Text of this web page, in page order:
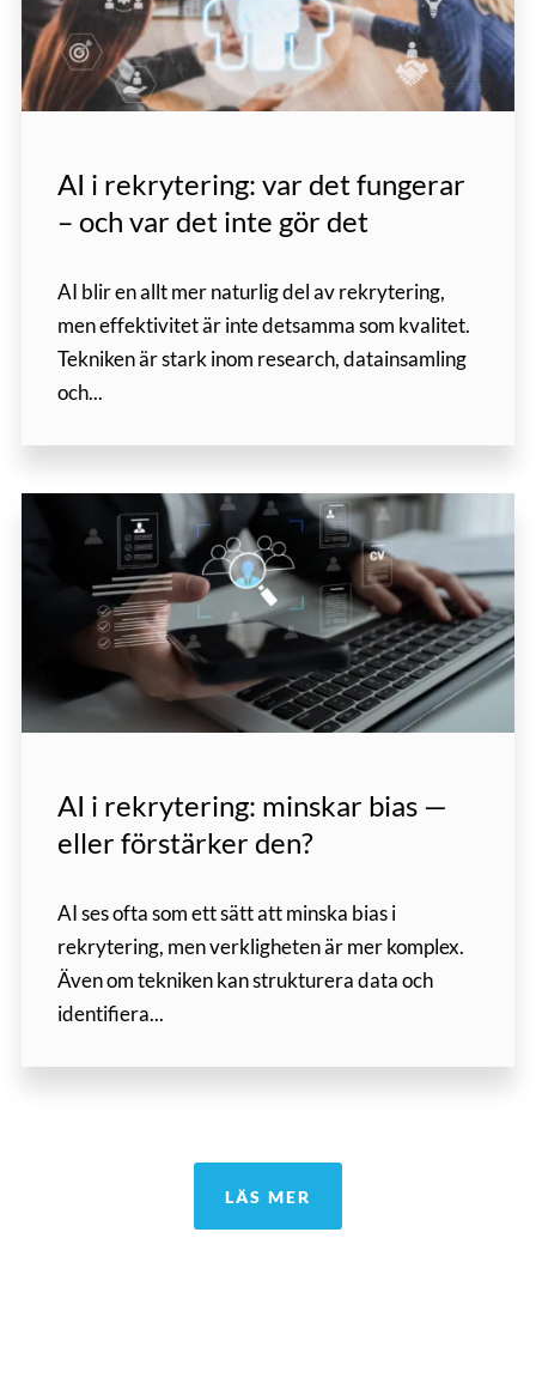
AI i rekrytering: var det fungerar
– och var det inte gör det
AI blir en allt mer naturlig del av rekrytering,
men effektivitet är inte detsamma som kvalitet.
Tekniken är stark inom research, datainsamling
och...
AI i rekrytering: minskar bias —
eller förstärker den?
AI ses ofta som ett sätt att minska bias i
rekrytering, men verkligheten är mer komplex.
Även om tekniken kan strukturera data och
identifiera...
LÄS MER